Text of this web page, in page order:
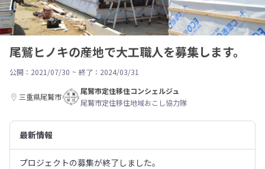
尾鷲ヒノキの産地で大工職人を募集します。
公開：2021/07/30 ~ 終了：2024/03/31
三重県尾鷲市
尾鷲市定住移住コンシェルジュ
尾鷲市定住移住地域おこし協力隊
最新情報
プロジェクトの募集が終了しました。